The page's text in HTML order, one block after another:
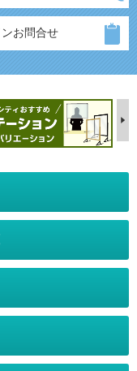
お問合せ
タンド